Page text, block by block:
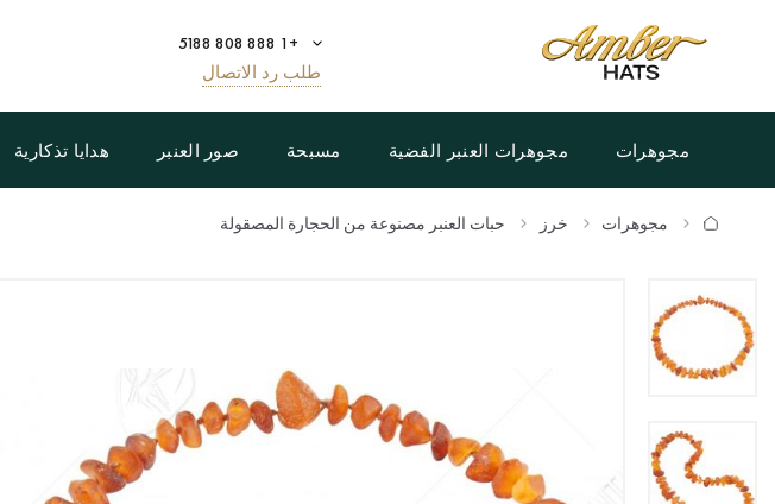
+1 888 808 5188
طلب رد الاتصال
مجوهرات مجوهرات العنبر الفضية مسبحة صور العنبر هدايا تذكارية
مجوهرات خرز حبات العنبر مصنوعة من الحجارة المصقولة